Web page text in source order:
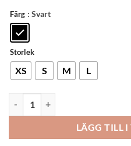
Färg : Svart
Storlek
XS S M L
LÄGG TILL